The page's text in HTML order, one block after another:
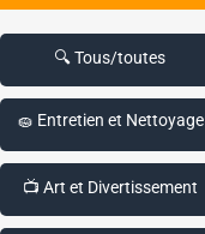
🔍 Tous/toutes
🧽 Entretien et Nettoyage
📺 Art et Divertissement